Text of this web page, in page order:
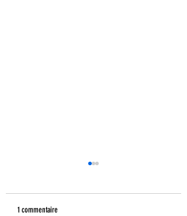
1 commentaire